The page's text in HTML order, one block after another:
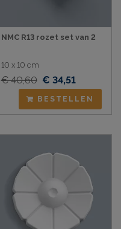
NMC R13 rozet set van 2
10 x 10 cm
€ 40,60 € 34,51
BESTELLEN